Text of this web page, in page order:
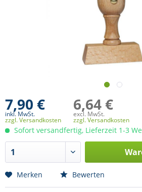
7,90 €
inkl. MwSt.
zzgl. Versandkosten
6,64 €
excl. MwSt.
zzgl. Versandkosten
Sofort versandfertig, Lieferzeit 1-3
Merken Bewerten